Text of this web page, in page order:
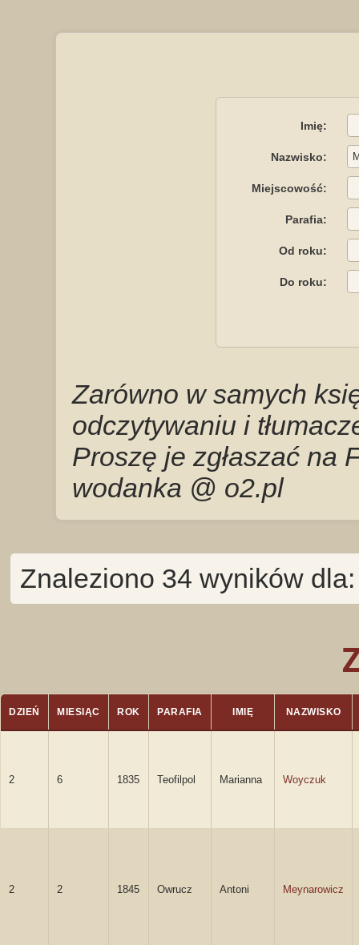
Imię:
Nazwisko:
Miejscowość:
Parafia:
Od roku:
Do roku:
Zarówno w samych
odczytywaniu i
Proszę je zgłaszać na
wodanka @ o2.pl
Znaleziono 34 wyników
DZIEŃ MIESIĄC ROK PARAFIA IMIĘ NAZWISKO
2 6 1835 Teofilpol Marianna Woyczuk
2 2 1845 Owrucz Antoni Meynarowicz